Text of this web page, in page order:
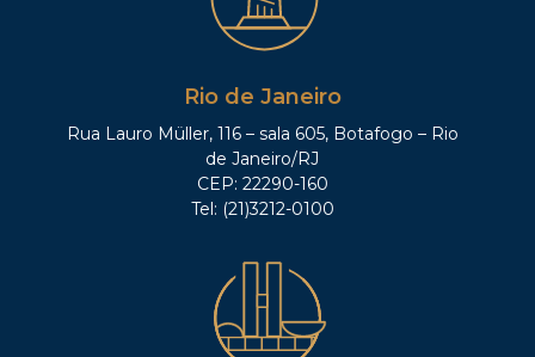
Rio de Janeiro
Rua Lauro Müller, 116 – sala 605, Botafogo – Rio
de Janeiro/RJ
CEP: 22290-160
Tel: (21)3212-0100